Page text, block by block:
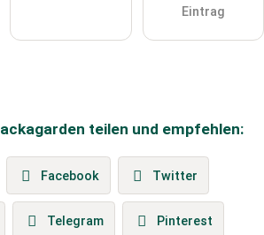
Eintrag
teilen und empfehlen:
Facebook Twitter
Telegram Pinterest